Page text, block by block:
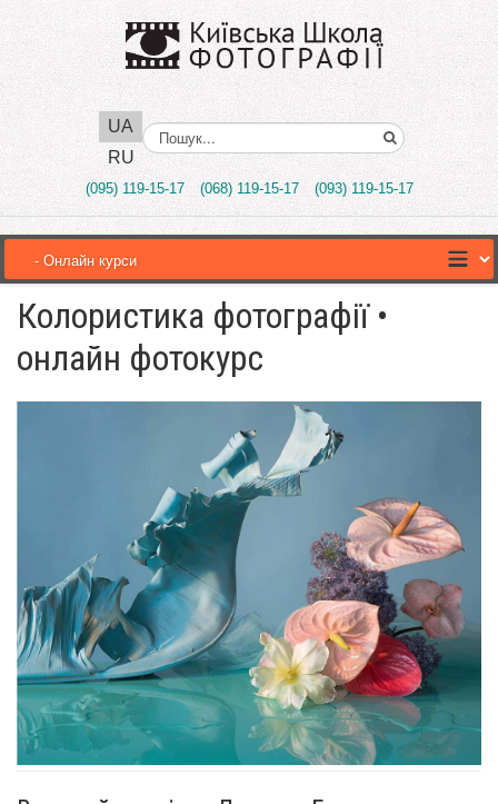
UA
RU
Поиск..
(095) 119-15-17 (068) 119-15-17 (093) 119-15-17
Колористика фотографії •
онлайн фотокурс